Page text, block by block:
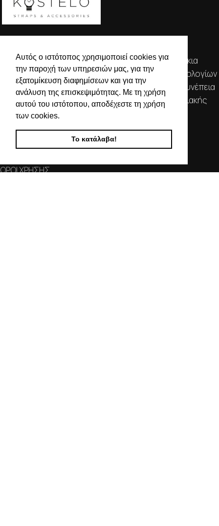
Αυτός ο ιστότοπος χρησιμοποιεί cookies για
την παροχή των υπηρεσιών μας, για την
εξατομίκευση διαφημίσεων και για την
ανάλυση της επισκεψιμότητας. Με τη χρήση
αυτού του ιστότοπου, αποδέχεστε τη χρήση
των cookies.
Το κατάλαβα!
Απευθυνόμενοι σε εμπόρους, διαθέτουμε λουράκια
ρολογιών, μπρασελέ, μπαταρίες, μηχανισμούς ωρολογίων
& εργαλεία αρίστης ποιότητας. Η αξιοπιστία & η συνέπεια
αποτελούν τα κύρια χαρακτηριστικά της οικογενειακής
επιχείρησής μας.
ΧΡΗΣΙΜΕΣ ΠΛΗΡΟΦΟΡΙΕΣ
ΟΡΟΙ ΧΡΗΣΗΣ